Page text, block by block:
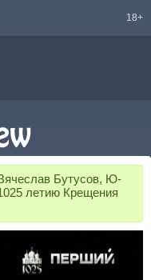
18+
Бутусов, Ю-
летию Крещения